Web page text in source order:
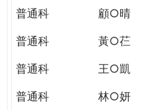
普通科
顧○晴
普通科
黃○芢
普通科
王○凱
普通科
林○妍